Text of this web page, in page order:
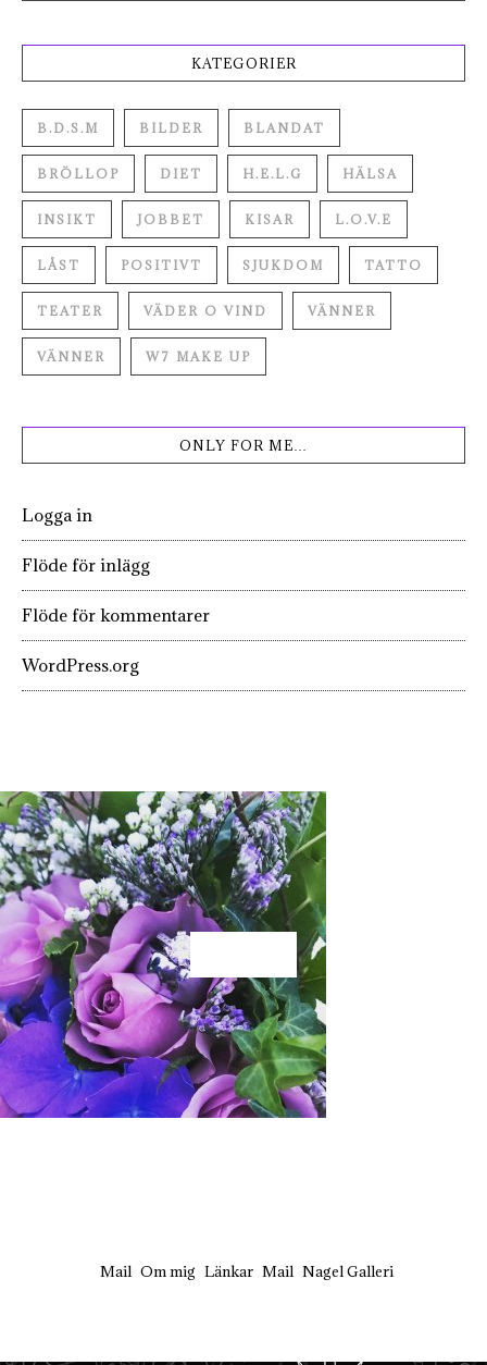
KATEGORIER
B.D.S.M BILDER BLANDAT
BRÖLLOP DIET H.E.L.G HÄLSA
INSIKT JOBBET KISAR L.O.V.E
LÅST POSITIVT SJUKDOM TATTO
TEATER VÄDER O VIND VÄNNER
VÄNNER W7 MAKE UP
ONLY FOR ME…
Logga in
Flöde för inlägg
Flöde för kommentarer
WordPress.org
Mail Om mig Länkar Mail Nagel Galleri